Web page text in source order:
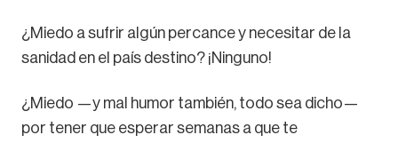
¿Miedo a sufrir algún percance y necesitar de la
sanidad en el país destino? ¡Ninguno!
¿Miedo —y mal humor también, todo sea dicho—
por tener que esperar semanas a que te